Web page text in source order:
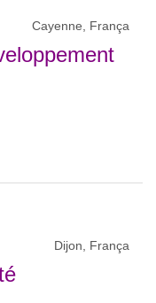
Cayenne, França
Dijon, França